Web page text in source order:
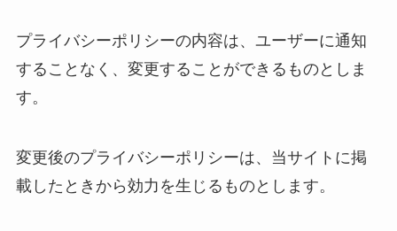
プライバシーポリシーの内容は、ユーザーに通知
することなく、変更することができるものとしま
す。
変更後のプライバシーポリシーは、当サイトに掲
載したときから効力を生じるものとします。